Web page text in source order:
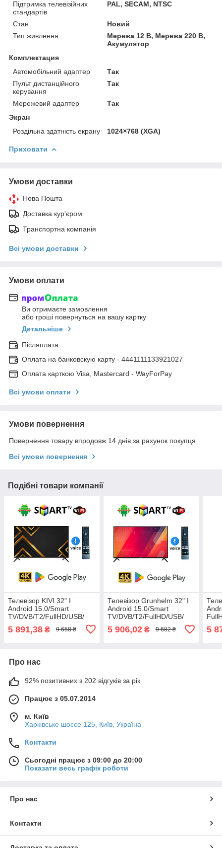
Підтримка телевізійних
стандартів
PAL, SECAM, NTSC
Стан
Новий
Тип живлення
Мережа 12 В, Мережа 220 В,
Акумулятор
Комплектация
Автомобільний адаптер
Так
Пульт дистанційного
керування
Так
Мережевий адаптер
Так
Экран
Роздільна здатність екрану
1024×768 (XGA)
Приховати
Умови доставки
Нова Пошта
Доставка кур'єром
Транспортна компанія
Всі умови доставки
Умови оплати
Ви отримаєте замовлення
або гроші повернуться на вашу картку
Детальніше
Післяплата
Оплата на банковскую карту - 4441111133921027
Оплата карткою Visa, Mastercard - WayForPay
Всі умови оплати
Умови повернення
Повернення товару впродовж 14 днів за рахунок покупця
Всі умови повернення
Подібні товари компанії
Телевізор KIVI 32" I
Android 15.0/Smart
TV/DVB/T2/FullHD/USB/
голосове управління
5 891,38 ₴ 9 658 ₴
Телевізор Grunhelm 32" I
Android 15.0/Smart
TV/DVB/T2/FullHD/USB/
голосове управління
5 906,02₴ 9 682 ₴ 5
Про нас
92% позитивних з 202 відгуків за рік
Працює з 05.07.2014
м. Київ
Харківське шоссе 125, Київ, Україна
Контакти
Сьогодні працює з 09:00 до 20:00
Показати весь графік роботи
Про нас
Контакти